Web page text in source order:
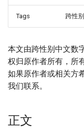
Tags 跨性
本文由跨性别中文数
权归原作者所有，所
如果原作者或相关方
我们联系。
正文